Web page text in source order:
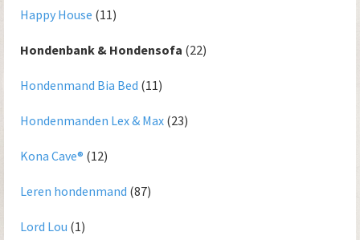
Happy House (11)
Hondenbank & Hondensofa (22)
Hondenmand Bia Bed (11)
Hondenmanden Lex & Max (23)
Kona Cave® (12)
Leren hondenmand (87)
Lord Lou (1)